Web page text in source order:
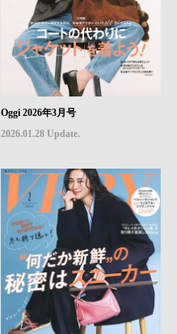
Oggi 2026年3月号
2026.01.28 Update.